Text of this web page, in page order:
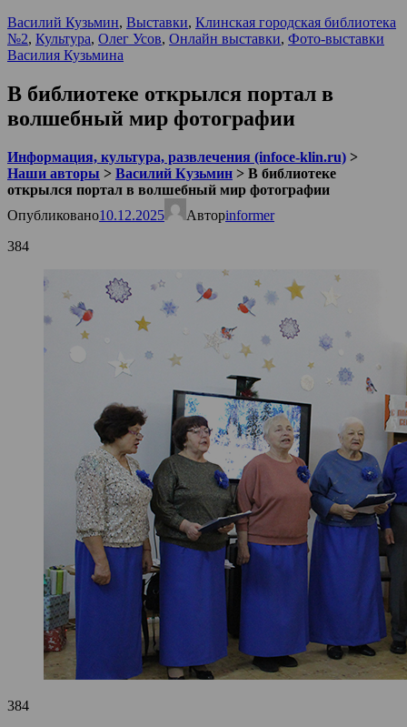
Василий Кузьмин, Выставки, Клинская городская библиотека
№2, Культура, Олег Усов, Онлайн выставки, Фото-выставки
Василия Кузьмина
В библиотеке открылся портал в
волшебный мир фотографии
Информация, культура, развлечения (infoce-klin.ru) >
Наши авторы > Василий Кузьмин > В библиотеке
открылся портал в волшебный мир фотографии
Опубликовано10.12.2025 Авторinformer
384
384